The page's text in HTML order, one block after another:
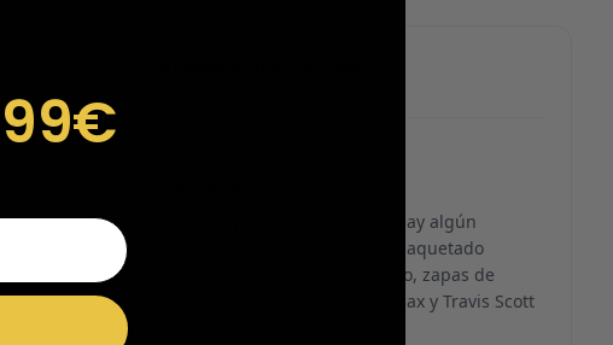
★
Total control del pedido, te avisan si hay algún
problema con el modelo elegido, empaquetado
perfecto con caja original y embolsado, zapas de
altísima calidad y acabados top. Air Max y Travis Scott
espectaculares. Recomendable 100%.
99€